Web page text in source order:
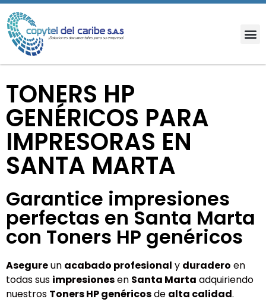
TONERS HP
GENÉRICOS PARA
IMPRESORAS EN
SANTA MARTA
Garantice impresiones
perfectas en Santa Marta
con Toners HP genéricos
Asegureun acabado profesional y duradero en
todas sus impresionesen Santa Marta adquiriendo
nuestros Toners HP genéricosde alta calidad.